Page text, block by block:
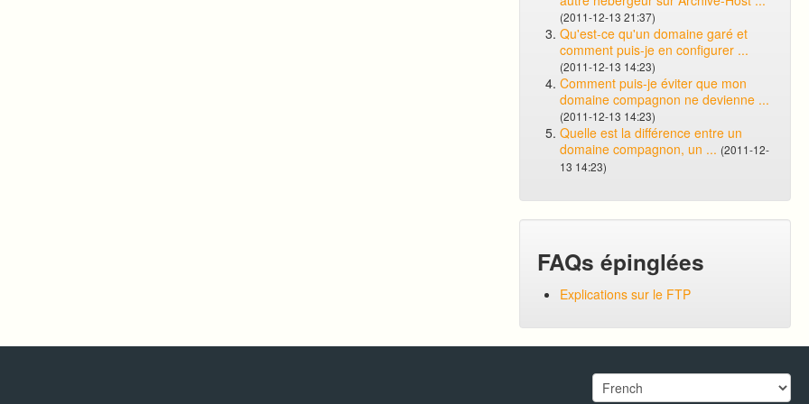
(2011-12-13 21:37)
Qu'est-ce qu'un domaine garé et
comment puis-je en configurer ...
(2011-12-13 14:23)
Comment puis-je éviter que mon
domaine compagnon ne devienne ...
(2011-12-13 14:23)
Quelle est la différence entre un
domaine compagnon, un ... (2011-12-
13 14:23)
FAQs épinglées
Explications sur le FTP